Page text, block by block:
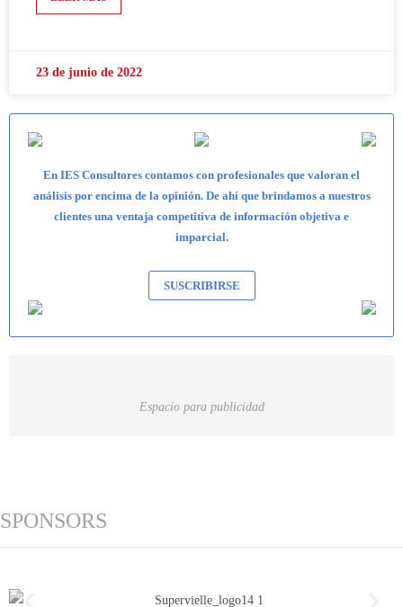
23 de junio de 2022
En IES Consultores contamos con profesionales que valoran el
análisis por encima de la opinión. De ahí que brindamos a nuestros
clientes una ventaja competitiva de información objetiva e
imparcial.
SUSCRIBIRSE
Espacio para publicidad
SPONSORS